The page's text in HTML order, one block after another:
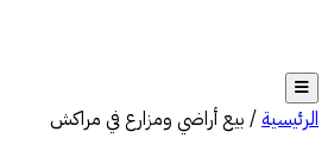
الرئيسية/ بيع أراضي ومزارع في مراكش